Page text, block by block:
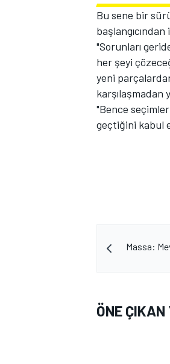
Bu sene bir
"Sorunları
her şeyi
yeni
karşılaşmadan
"Bence
geçtiğini kabul
Massa:
ÖNE